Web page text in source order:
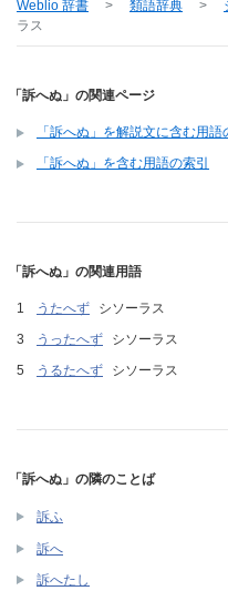
Weblio 辞書 > 類語辞典 >
ラス
「訴へぬ」の関連ページ
「訴へぬ」を解説文に含む用語
「訴へぬ」を含む用語の索引
「訴へぬ」の関連用語
うたへず シソーラス
うったへず
シソーラス
うるたへず
シソーラス
「訴へぬ」の隣のことば
訴ふ
訴へ
訴へたし